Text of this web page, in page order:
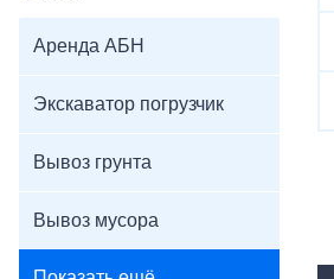
Аренда АБН
Экскаватор погрузчик
Вывоз грунта
Вывоз мусора